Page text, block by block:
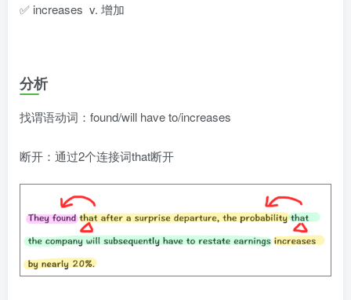
✅ increases v. 增加
分析
找谓语动词：found/will have to/increases
断开：通过2个连接词that断开